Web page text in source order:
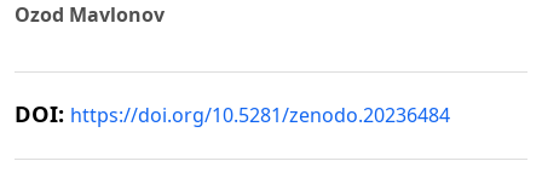
Ozod Mavlonov
DOI: https://doi.org/10.5281/zenodo.20236484